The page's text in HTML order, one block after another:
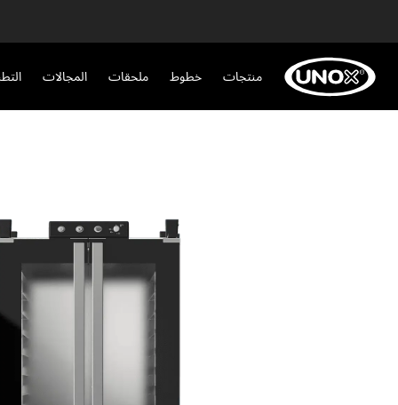
منتجات خطوط ملحقات المجالات